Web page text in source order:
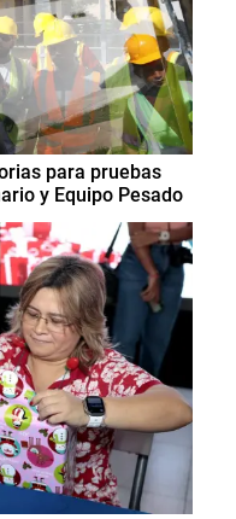
para pruebas
y Equipo Pesado